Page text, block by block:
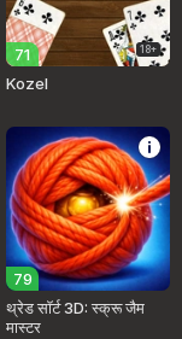
71 18+
Kozel
79
थ्रेड सॉर्ट 3D: स्क्रू जैम
मास्टर